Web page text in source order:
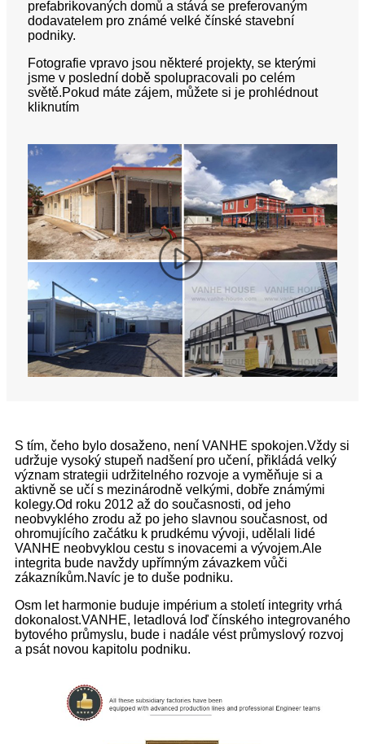
prefabrikovaných domů a stává se preferovaným
dodavatelem pro známé velké čínské stavební
podniky.
Fotografie vpravo jsou některé projekty, se kterými
jsme v poslední době spolupracovali po celém
světě.Pokud máte zájem, můžete si je prohlédnout
kliknutím
S tím, čeho bylo dosaženo, není VANHE spokojen.Vždy si
udržuje vysoký stupeň nadšení pro učení, přikládá velký
význam strategii udržitelného rozvoje a vyměňuje si a
aktivně se učí s mezinárodně velkými, dobře známými
kolegy.Od roku 2012 až do současnosti, od jeho
neobvyklého zrodu až po jeho slavnou současnost, od
ohromujícího začátku k prudkému vývoji, udělali lidé
VANHE neobvyklou cestu s inovacemi a vývojem.Ale
integrita bude navždy upřímným závazkem vůči
zákazníkům.Navíc je to duše podniku.
Osm let harmonie buduje impérium a století integrity vrhá
dokonalost.VANHE, letadlová loď čínského integrovaného
bytového průmyslu, bude i nadále vést průmyslový rozvoj
a psát novou kapitolu podniku.